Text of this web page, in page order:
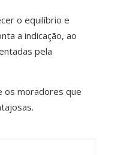
o equilíbrio e
a indicação, ao
pela
os moradores que